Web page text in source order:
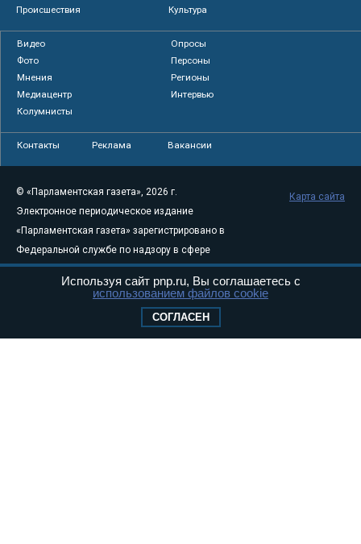
Происшествия
Культура
Видео
Опросы
Фото
Персоны
Мнения
Регионы
Медиацентр
Интервью
Колумнисты
Контакты Реклама Вакансии
© «Парламентская газета», 2026 г.
Электронное периодическое издание
«Парламентская газета» зарегистрировано в
Федеральной службе по надзору в сфере
связи, информационных технологий и
массовых коммуникаций (Роскомнадзор) 05
Свидетельство о регистрации Эл № ФС77-
Карта сайта
Используя сайт pnp.ru, Вы соглашаетесь с
использованием файлов cookie
СОГЛАСЕН